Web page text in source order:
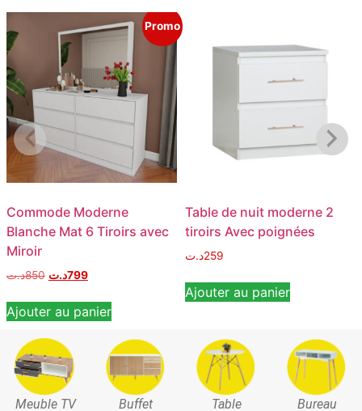
Promo
Commode Moderne
Blanche Mat 6 Tiroirs avec
Miroir
850د.ت 799د.ت
Ajouter au panier
Table de nuit moderne 2
tiroirs Avec poignées
259د.ت
Ajouter au panier
Meuble TV Buffet Table Bureau